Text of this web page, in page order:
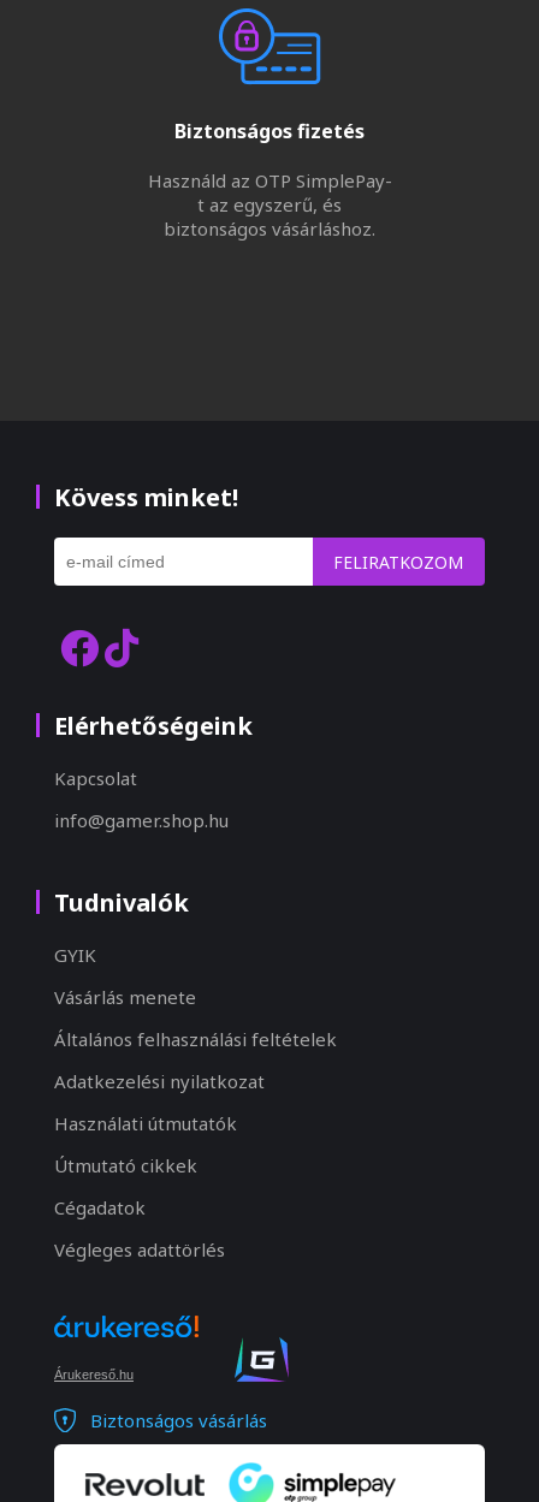
Biztonságos fizetés
Használd az OTP SimplePay-
t az egyszerű, és
biztonságos vásárláshoz.
Kövess minket!
FELIRATKOZOM
Elérhetőségeink
Kapcsolat
info@gamer.shop.hu
Tudnivalók
GYIK
Vásárlás menete
Általános felhasználási feltételek
Adatkezelési nyilatkozat
Használati útmutatók
Útmutató cikkek
Cégadatok
Végleges adattörlés
Árukereső.hu
Biztonságos vásárlás